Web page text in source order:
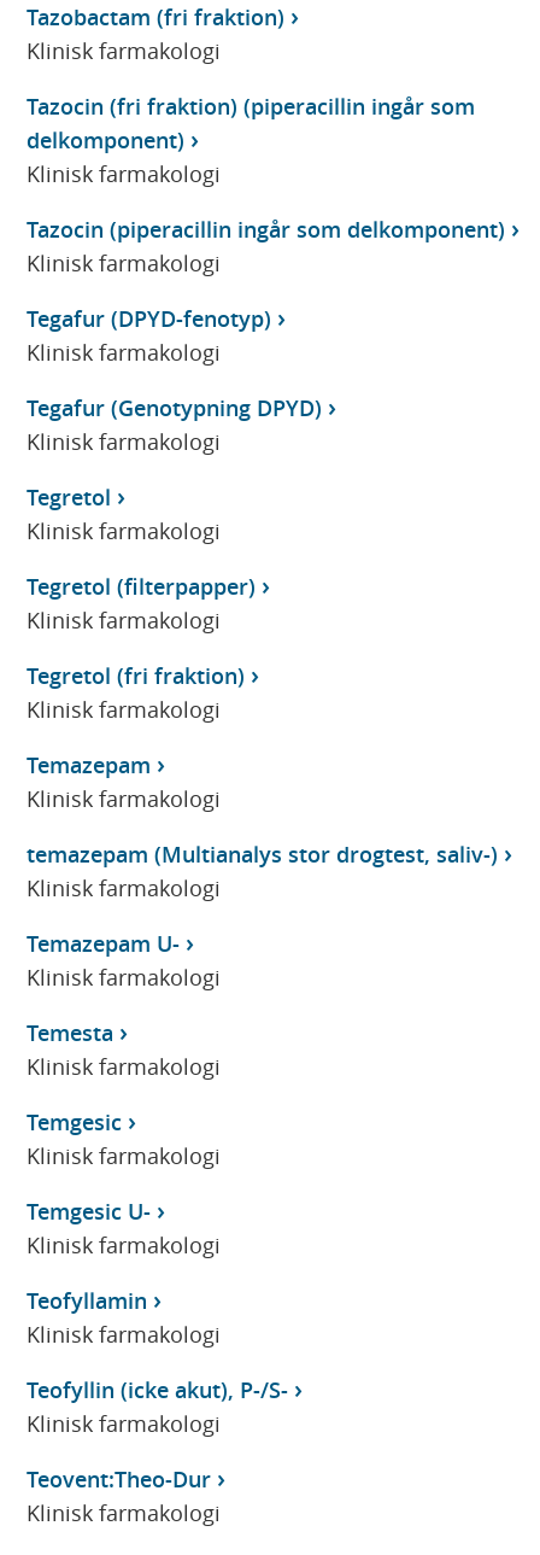
Tazobactam (fri fraktion)
Klinisk farmakologi
Tazocin (fri fraktion) (piperacillin ingår som
delkomponent)
Klinisk farmakologi
Tazocin (piperacillin ingår som delkomponent)
Klinisk farmakologi
Tegafur (DPYD-fenotyp)
Klinisk farmakologi
Tegafur (Genotypning DPYD)
Klinisk farmakologi
Tegretol
Klinisk farmakologi
Tegretol (filterpapper)
Klinisk farmakologi
Tegretol (fri fraktion)
Klinisk farmakologi
Temazepam
Klinisk farmakologi
temazepam (Multianalys stor drogtest, saliv-)
Klinisk farmakologi
Temazepam U-
Klinisk farmakologi
Temesta
Klinisk farmakologi
Temgesic
Klinisk farmakologi
Temgesic U-
Klinisk farmakologi
Teofyllamin
Klinisk farmakologi
Teofyllin (icke akut), P-/S-
Klinisk farmakologi
Teovent:Theo-Dur
Klinisk farmakologi